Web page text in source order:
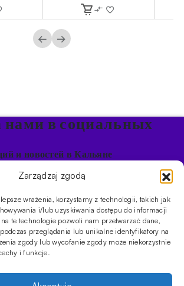
Zarządzaj zgodą
wrażenia, korzystamy z technologii, takich jak
i/lub uzyskiwania dostępu do informacji
te technologie pozwoli nam przetwarzać dane,
przeglądania lub unikalne identyfikatory na
zgody lub wycofanie zgody może niekorzystnie
i funkcje.
← →
нами в социальных
и новостей в Кальяне
и розжигПродукты безникотиновые
Правила работы магазинаПолитика
Магазин Обучения